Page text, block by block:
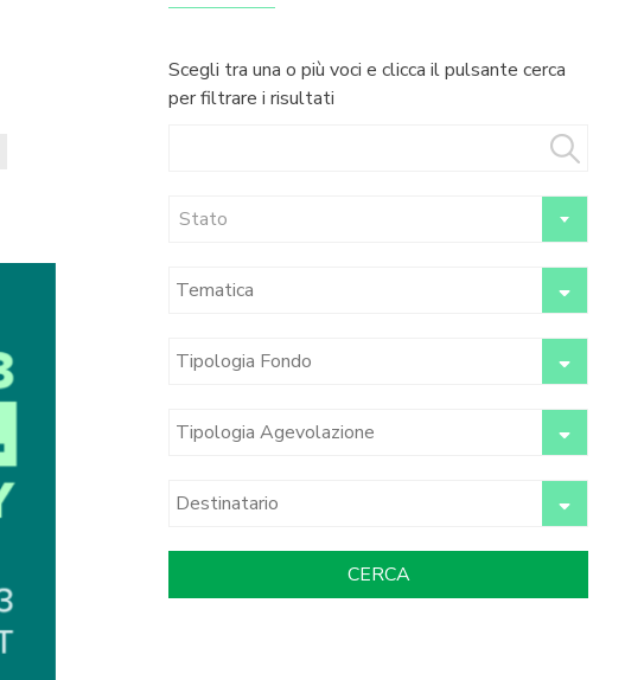
Scegli tra una o più voci e clicca il pulsante cerca
per filtrare i risultati
Stato